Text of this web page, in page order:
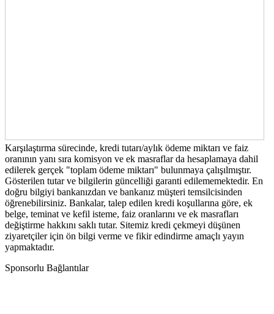
Karşılaştırma sürecinde, kredi tutarı/aylık ödeme miktarı ve faiz
oranının yanı sıra komisyon ve ek masraflar da hesaplamaya dahil
edilerek gerçek "toplam ödeme miktarı" bulunmaya çalışılmıştır.
Gösterilen tutar ve bilgilerin güncelliği garanti edilememektedir. En
doğru bilgiyi bankanızdan ve bankanız müşteri temsilcisinden
öğrenebilirsiniz. Bankalar, talep edilen kredi koşullarına göre, ek
belge, teminat ve kefil isteme, faiz oranlarını ve ek masrafları
değiştirme hakkını saklı tutar. Sitemiz kredi çekmeyi düşünen
ziyaretçiler için ön bilgi verme ve fikir edindirme amaçlı yayın
yapmaktadır.
Sponsorlu Bağlantılar